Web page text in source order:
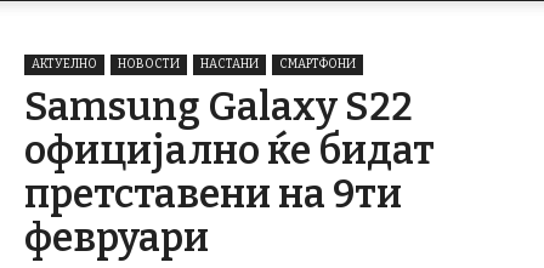
АКТУЕЛНО НОВОСТИ НАСТАНИ СМАРТФОНИ
Samsung Galaxy S22
официјално ќе бидат
претставени на 9ти
февруари